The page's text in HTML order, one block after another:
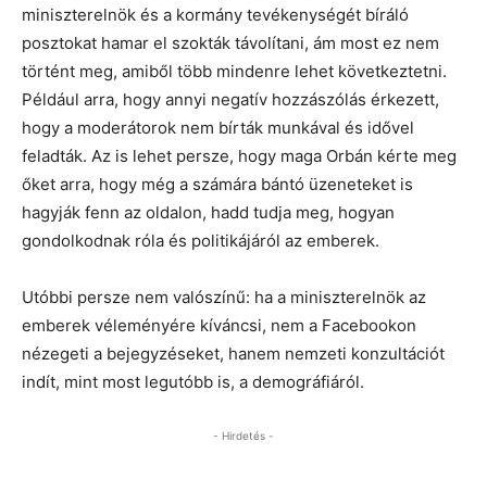
miniszterelnök és a kormány tevékenységét bíráló
posztokat hamar el szokták távolítani, ám most ez nem
történt meg, amiből több mindenre lehet következtetni.
Például arra, hogy annyi negatív hozzászólás érkezett,
hogy a moderátorok nem bírták munkával és idővel
feladták. Az is lehet persze, hogy maga Orbán kérte meg
őket arra, hogy még a számára bántó üzeneteket is
hagyják fenn az oldalon, hadd tudja meg, hogyan
gondolkodnak róla és politikájáról az emberek.
Utóbbi persze nem valószínű: ha a miniszterelnök az
emberek véleményére kíváncsi, nem a Facebookon
nézegeti a bejegyzéseket, hanem nemzeti konzultációt
indít, mint most legutóbb is, a demográfiáról.
- Hirdetés -